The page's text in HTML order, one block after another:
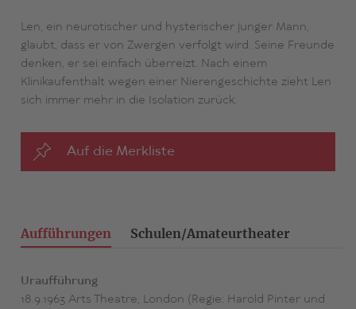
Len, ein neurotischer und hysterischer junger Mann,
glaubt, dass er von Zwergen verfolgt wird. Seine Freunde
denken, er sei einfach überreizt. Nach einem
Klinikaufenthalt wegen einer Nierengeschichte zieht Len
sich immer mehr in die Isolation zurück.
Auf die Merkliste
Aufführungen Schulen/Amateurtheater
Uraufführung
18.9.1963 Arts Theatre, London (Regie: Harold Pinter und